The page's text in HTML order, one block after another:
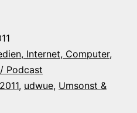
Internet, Computer,
Podcast
, udwue, Umsonst &